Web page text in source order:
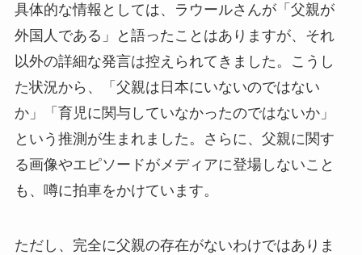
具体的な情報としては、ラウールさんが「父親が
外国人である」と語ったことはありますが、それ
以外の詳細な発言は控えられてきました。こうし
た状況から、「父親は日本にいないのではない
か」「育児に関与していなかったのではないか」
という推測が生まれました。さらに、父親に関す
る画像やエピソードがメディアに登場しないこと
も、噂に拍車をかけています。
ただし、完全に父親の存在がないわけではありま